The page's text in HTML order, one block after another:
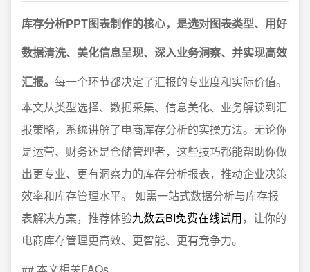
库存分析PPT图表制作的核心，是选对图表类型、用好
数据清洗、美化信息呈现、深入业务洞察、并实现高效
汇报。 每一个环节都决定了汇报的专业度和实际价值。
本文从类型选择、数据采集、信息美化、业务解读到汇
报策略，系统讲解了电商库存分析的实操方法。无论你
是运营、财务还是仓储管理者，这些技巧都能帮助你做
出更专业、更有洞察力的库存分析报表，推动企业决策
效率和库存管理水平。 如需一站式数据分析与库存报
表解决方案，推荐体验九数云BI免费在线试用，让你的
电商库存管理更高效、更智能、更有竞争力。